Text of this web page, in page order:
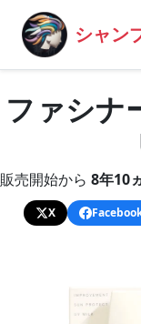
シャン
ファシナ
販売開始から 8年10
X